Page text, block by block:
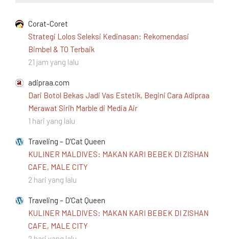
Corat-Coret
Strategi Lolos Seleksi Kedinasan: Rekomendasi
Bimbel & TO Terbaik
21 jam yang lalu
adipraa.com
Dari Botol Bekas Jadi Vas Estetik, Begini Cara Adipraa
Merawat Sirih Marble di Media Air
1 hari yang lalu
Traveling – D'Cat Queen
KULINER MALDIVES: MAKAN KARI BEBEK DI ZISHAN
CAFE, MALE CITY
2 hari yang lalu
Traveling – D'Cat Queen
KULINER MALDIVES: MAKAN KARI BEBEK DI ZISHAN
CAFE, MALE CITY